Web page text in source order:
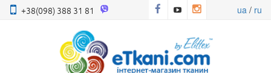
+38(098) 388 31 81 ua/ ru